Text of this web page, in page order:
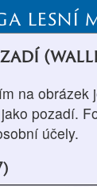
lesní
na
pozadí.
účely.